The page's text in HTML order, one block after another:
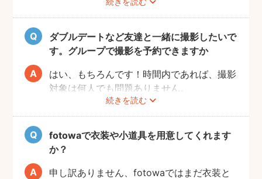
撮影をスムーズに進行させるために、事前に
その旨をフォトグラファーにお伝えいただけ
ると幸いです。
ダブルデートなど友達と一緒に撮影したいで
す。グループで撮影を予約できますか
続きを読む
はい、もちろんです！時間内であれば、撮影
対象は何人でも問題ありません。
追加料金も一切なしで、ご友人と一緒に撮影
をお楽しみいただけます。
fotowaで衣装や小道具を用意してくれます
か？
申し訳ありません、fotowaではまだ衣装と